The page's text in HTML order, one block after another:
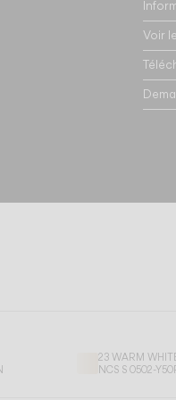
Voir
23 WARM
NCS S 0502-